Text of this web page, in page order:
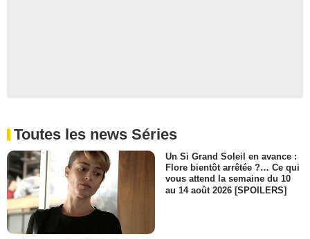
Toutes les news Séries
Un Si Grand Soleil en avance :
Flore bientôt arrêtée ?… Ce qui
vous attend la semaine du 10
au 14 août 2026 [SPOILERS]